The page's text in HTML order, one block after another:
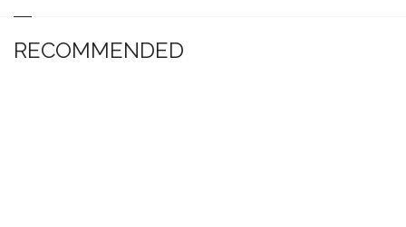
RECOMMENDED